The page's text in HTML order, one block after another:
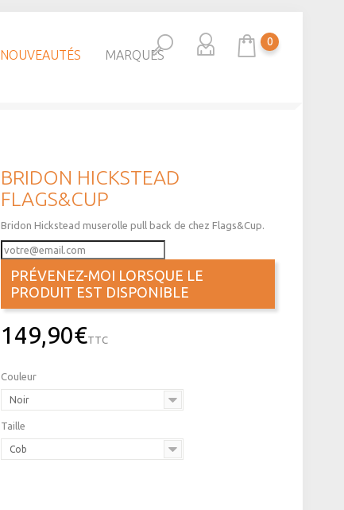
0
NOUVEAUTÉS MARQUES
BRIDON HICKSTEAD
FLAGS&CUP
Bridon Hickstead muserolle pull back de chez Flags&Cup.
PRÉVENEZ-MOI LORSQUE LE
PRODUIT EST DISPONIBLE
149,90€TTC
Couleur
Noir
Taille
Cob